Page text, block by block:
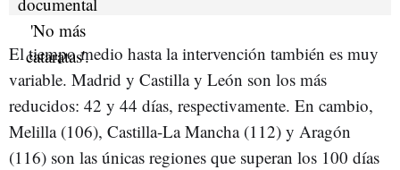
El tiempo medio hasta la intervención también es muy
variable. Madrid y Castilla y León son los más
reducidos: 42 y 44 días, respectivamente. En cambio,
Melilla (106), Castilla-La Mancha (112) y Aragón
(116) son las únicas regiones que superan los 100 días